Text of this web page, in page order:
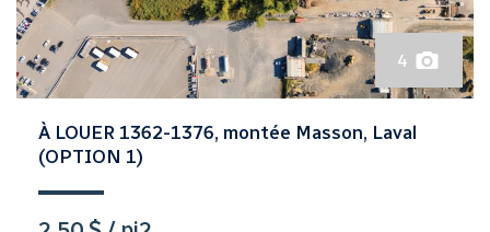
4
À LOUER 1362-1376, montée Masson, Laval
(OPTION 1)